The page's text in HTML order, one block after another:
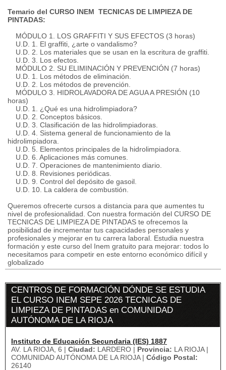
Temario del CURSO INEM TECNICAS DE LIMPIEZA DE
PINTADAS:
MÓDULO 1. LOS GRAFFITI Y SUS EFECTOS (3 horas)
U.D. 1. El graffiti, ¿arte o vandalismo?
U.D. 2. Los materiales que se usan en la escritura de graffiti.
U.D. 3. Los efectos.
MÓDULO 2. SU ELIMINACIÓN Y PREVENCIÓN (7 horas)
U.D. 1. Los métodos de eliminación.
U.D. 2. Los métodos de prevención.
MÓDULO 3. HIDROLAVADORA DE AGUA A PRESIÓN (10
horas)
U.D. 1. ¿Qué es una hidrolimpiadora?
U.D. 2. Conceptos básicos.
U.D. 3. Clasificación de las hidrolimpiadoras.
U.D. 4. Sistema general de funcionamiento de la
hidrolimpiadora.
U.D. 5. Elementos principales de la hidrolimpiadora.
U.D. 6. Aplicaciones más comunes.
U.D. 7. Operaciones de mantenimiento diario.
U.D. 8. Revisiones periódicas.
U.D. 9. Control del depósito de gasoil.
U.D. 10. La caldera de combustión.
Queremos ofrecerte cursos a distancia para que aumentes tu
nivel de profesionalidad. Con nuestra formación del CURSO DE
TECNICAS DE LIMPIEZA DE PINTADAS te ofrecemos la
posibilidad de incrementar tus capacidades personales y
profesionales y mejorar en tu carrera laboral. Estudia nuestra
formación y este curso del Inem gratuito para mejorar: todos lo
necesitamos para competir en este entorno económico difícil y
globalizado
CENTROS DE FORMACIÓN DÓNDE SE ESTUDIA
EL CURSO INEM SEPE 2026 TECNICAS DE
LIMPIEZA DE PINTADAS en COMUNIDAD
AUTÓNOMA DE LA RIOJA
Instituto de Educación Secundaria (IES) 1887
AV. LA RIOJA, 6 | Ciudad: LARDERO | Provincia: LA RIOJA |
COMUNIDAD AUTÓNOMA DE LA RIOJA | Código Postal:
26140